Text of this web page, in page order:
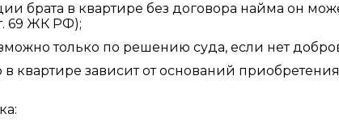
брата в квартире без договора найма он
69 ЖК РФ);
только по решению суда, если нет
квартире зависит от оснований